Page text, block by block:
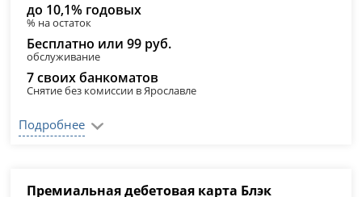
до 10,1% годовых
% на остаток
Бесплатно или 99 руб.
обслуживание
7 своих банкоматов
Снятие без комиссии в Ярославле
Подробнее
Премиальная дебетовая карта Блэк